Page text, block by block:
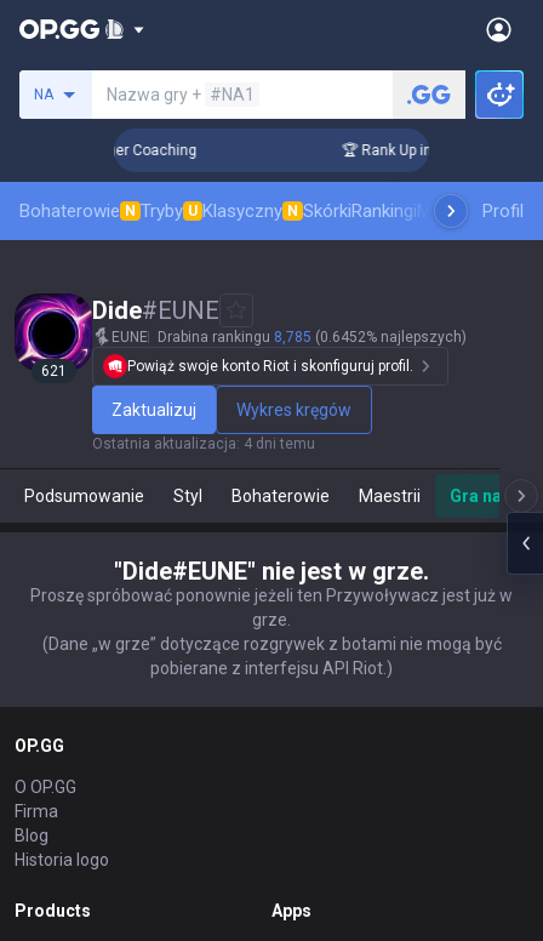
NA Nazwa gry + #NA1
Days! Challenger Coaching 🏆 Rank Up in 3 Days!
Bohaterowie N Tryby U Klasyczny N SkórkiRankingiMecze proProfil
621
Dide#EUNE
EUNE Drabina rankingu 8,785 (0.6452% najlepszych)
Powiąż swoje konto Riot i skonfiguruj profil.
Zaktualizuj Wykres kręgów
Ostatnia aktualizacja: 4 dni temu
Podsumowanie Styl Bohaterowie Maestrii Gra na
"Dide#EUNE" nie jest w grze.
Proszę spróbować ponownie jeżeli ten Przywoływacz jest już w
grze.
(Dane „w grze” dotyczące rozgrywek z botami nie mogą być
pobierane z interfejsu API Riot.)
OP.GG
O OP.GG
Firma
Blog
Historia logo
Products Apps